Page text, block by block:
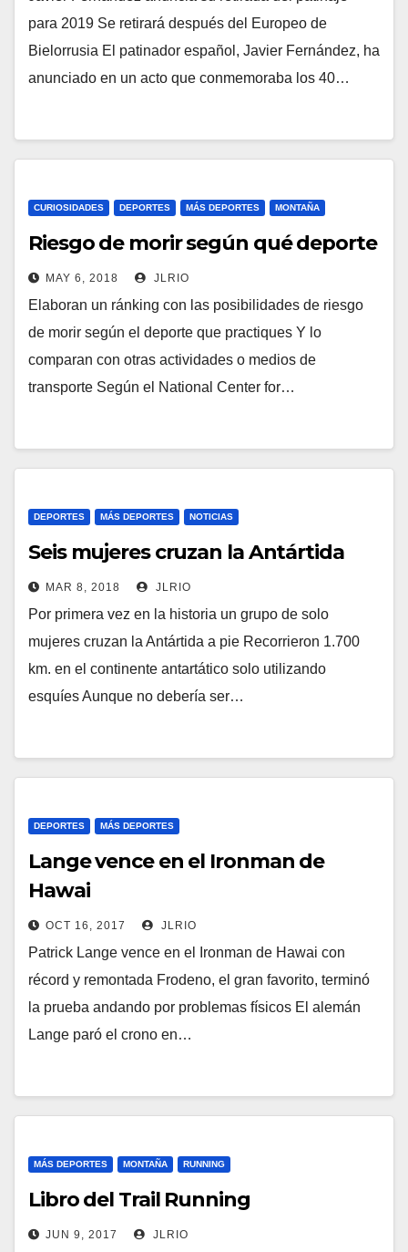
para 2019 Se retirará después del Europeo de
Bielorrusia El patinador español, Javier Fernández, ha
anunciado en un acto que conmemoraba los 40…
CURIOSIDADES DEPORTES MÁS DEPORTES MONTAÑA
Riesgo de morir según qué deporte
MAY 6, 2018 JLRIO
Elaboran un ránking con las posibilidades de riesgo
de morir según el deporte que practiques Y lo
comparan con otras actividades o medios de
transporte Según el National Center for…
DEPORTES MÁS DEPORTES NOTICIAS
Seis mujeres cruzan la Antártida
MAR 8, 2018 JLRIO
Por primera vez en la historia un grupo de solo
mujeres cruzan la Antártida a pie Recorrieron 1.700
km. en el continente antartático solo utilizando
esquíes Aunque no debería ser…
DEPORTES MÁS DEPORTES
Lange vence en el Ironman de
Hawai
OCT 16, 2017 JLRIO
Patrick Lange vence en el Ironman de Hawai con
récord y remontada Frodeno, el gran favorito, terminó
la prueba andando por problemas físicos El alemán
Lange paró el crono en…
MÁS DEPORTES MONTAÑA RUNNING
Libro del Trail Running
JUN 9, 2017 JLRIO